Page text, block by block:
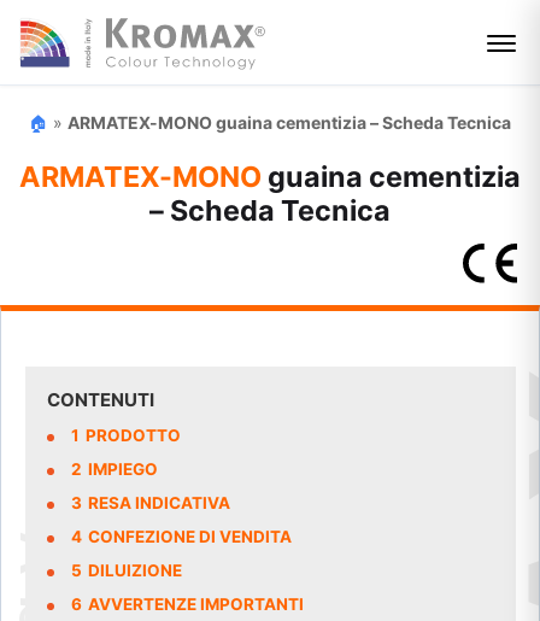
🏠 » ARMATEX-MONO guaina cementizia – Scheda Tecnica
ARMATEX-MONO guaina cementizia
– Scheda Tecnica
CONTENUTI
1 PRODOTTO
2 IMPIEGO
3 RESA INDICATIVA
4 CONFEZIONE DI VENDITA
5 DILUIZIONE
6 AVVERTENZE IMPORTANTI